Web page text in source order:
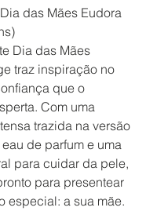
das Mães Eudora
Dia das Mães
traz inspiração no
que o
Com uma
trazida na versão
de parfum e uma
para cuidar da pele,
para presentear
especial: a sua mãe.